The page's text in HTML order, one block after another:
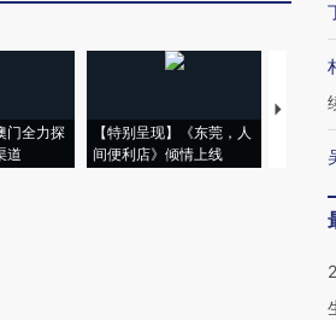
门全力探
道
【特别呈现】《东莞，人
间便利店》倾情上线
【推广
会，让